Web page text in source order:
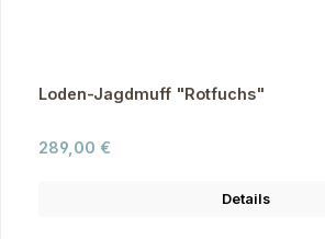
Loden-Jagdmuff "Rotfuchs"
Regulärer Preis:
289,00 €
Details